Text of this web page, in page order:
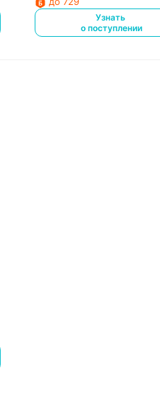
Узнать
о поступлении